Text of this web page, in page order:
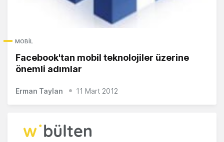
MOBIL
Facebook'tan mobil teknolojiler üzerine
önemli adımlar
Erman Taylan 11 Mart 2012